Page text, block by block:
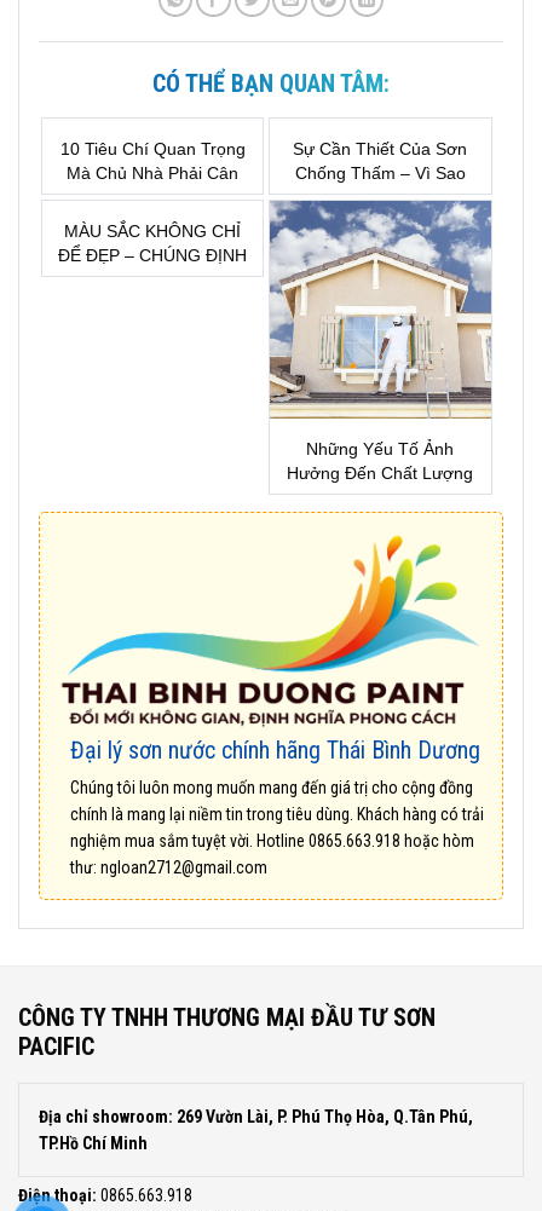
CÓ THỂ BẠN QUAN TÂM:
10 Tiêu Chí Quan Trọng
Mà Chủ Nhà Phải Cân
Nhắc Trước Khi Lựa
Chọn Sơn Nước
Sự Cần Thiết Của Sơn
Chống Thấm – Vì Sao
Đây Là Khoản Đầu Tư
Bắt Buộc Khi Xây Nhà?
MÀU SẮC KHÔNG CHỈ
ĐỂ ĐẸP – CHÚNG ĐỊNH
HÌNH CẢM XÚC CỦA
Những Yếu Tố Ảnh
Hưởng Đến Chất Lượng
Sơn Nhà !
Đại lý sơn nước chính hãng Thái Bình Dương
Chúng tôi luôn mong muốn mang đến giá trị cho cộng đồng
chính là mang lại niềm tin trong tiêu dùng. Khách hàng có trải
nghiệm mua sắm tuyệt vời. Hotline 0865.663.918 hoặc hòm
thư: ngloan2712@gmail.com
CÔNG TY TNHH THƯƠNG MẠI ĐẦU TƯ SƠN
PACIFIC
Địa chỉ showroom: 269 Vườn Lài, P. Phú Thọ Hòa, Q.Tân Phú,
TP.Hồ Chí Minh
Điện thoại: 0865.663.918